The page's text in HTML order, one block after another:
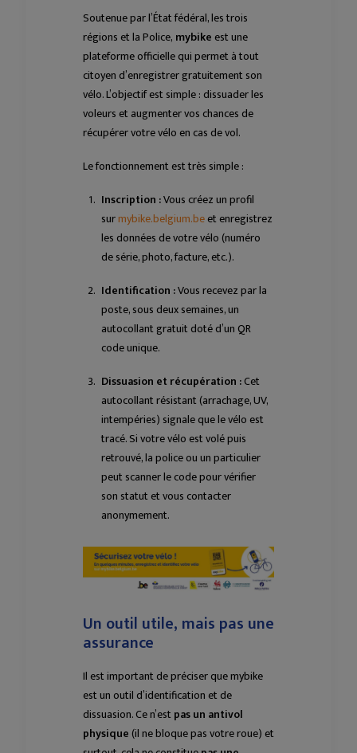
Soutenue par l’État fédéral, les trois
régions et la Police, mybikeest une
plateforme officielle qui permet à tout
citoyen d’enregistrer gratuitement son
vélo. L’objectif est simple : dissuader les
voleurs et augmenter vos chances de
récupérer votre vélo en cas de vol.
Le fonctionnement est très simple :
Inscription :Vous créez un profil
surmybike.belgium.beet enregistrez
les données de votre vélo (numéro
de série, photo, facture, etc.).
Identification :Vous recevez par la
poste, sous deux semaines, un
autocollant gratuit doté d’un QR
code unique.
Dissuasion et récupération :Cet
autocollant résistant (arrachage, UV,
intempéries) signale que le vélo est
tracé. Si votre vélo est volé puis
retrouvé, la police ou un particulier
peut scanner le code pour vérifier
son statut et vous contacter
anonymement.
Un outil utile, mais pas une
assurance
Il est important de préciser que mybike
est un outil d’identification et de
dissuasion. Ce n’estpas un antivol
physique(il ne bloque pas votre roue) et